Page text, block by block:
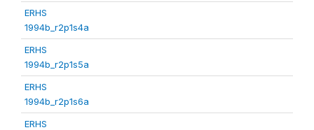
ERHS
1994b_r2p1s4a
ERHS
1994b_r2p1s5a
ERHS
1994b_r2p1s6a
ERHS